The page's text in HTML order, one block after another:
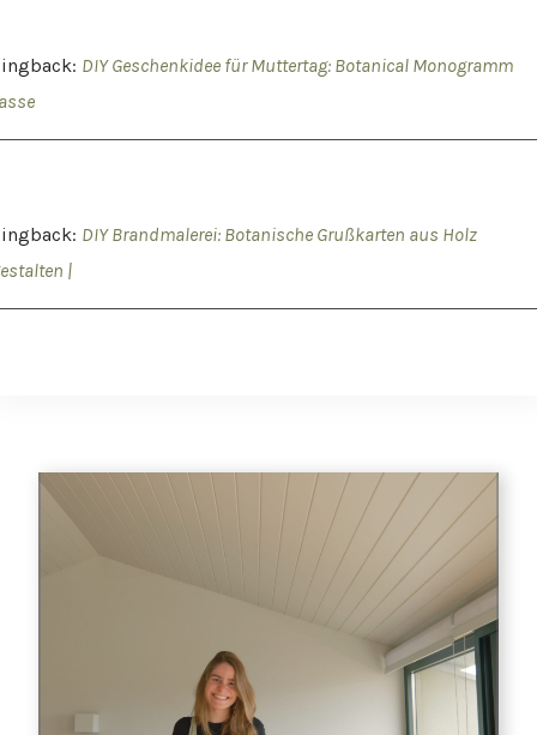
DIY Geschenkidee für Muttertag: Botanical Monogramm
DIY Brandmalerei: Botanische Grußkarten aus Holz
|